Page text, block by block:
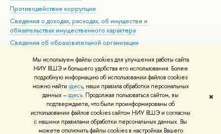
Мы используем файлы cookies для улучшения работы сайта
НИУ ВШЭ и большего удобства его использования. Более
подробную информацию об использовании файлов cookies
можно найти здесь, наши правила обработки персональных
данных –здесь. Продолжая пользоваться сайтом, вы
подтверждаете, что были проинформированы об
использовании файлов cookies сайтом НИУ ВШЭ и согласны
с нашими правилами обработки персональных данных. Вы
можете отключить файлы cookies в настройках Вашего
✖
Противодействие коррупции
Сведения о доходах, расходах, об имуществе и
обязательствах имущественного характера
Сведения об образовательной организации
Людям с ограниченными возможностями здоровья
Единая платежная страница
Работа в Вышке
© НИУ ВШЭ 1993–2026 Адреса и контакты Условия использования
материалов Политика конфиденциальности Карта сайта
Шрифты HSE Sans и HSE Slab разработаны вШколе дизайна НИУ ВШЭ